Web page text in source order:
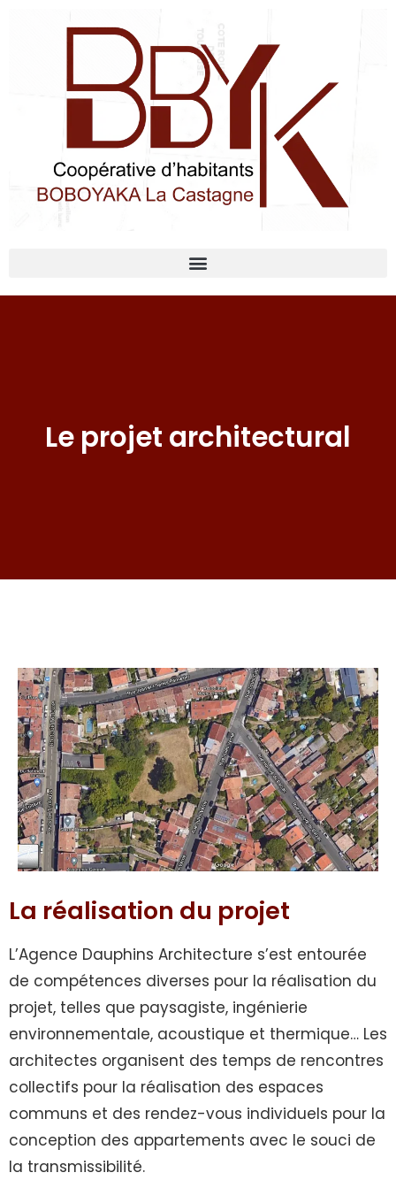
Le projet architectural
La réalisation du projet
L’Agence Dauphins Architecture s’est entourée
de compétences diverses pour la réalisation du
projet, telles que paysagiste, ingénierie
environnementale, acoustique et thermique… Les
architectes organisent des temps de rencontres
collectifs pour la réalisation des espaces
communs et des rendez-vous individuels pour la
conception des appartements avec le souci de
la transmissibilité.